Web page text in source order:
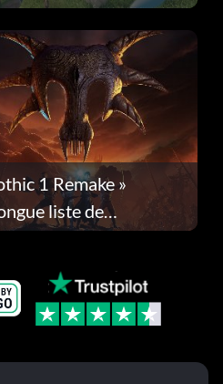
1 Remake »
liste de
à jour 1.0.4